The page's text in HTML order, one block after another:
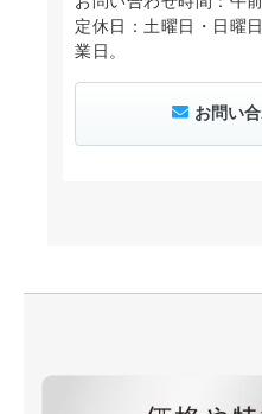
定休日：土曜日・日曜
業日。
お問い